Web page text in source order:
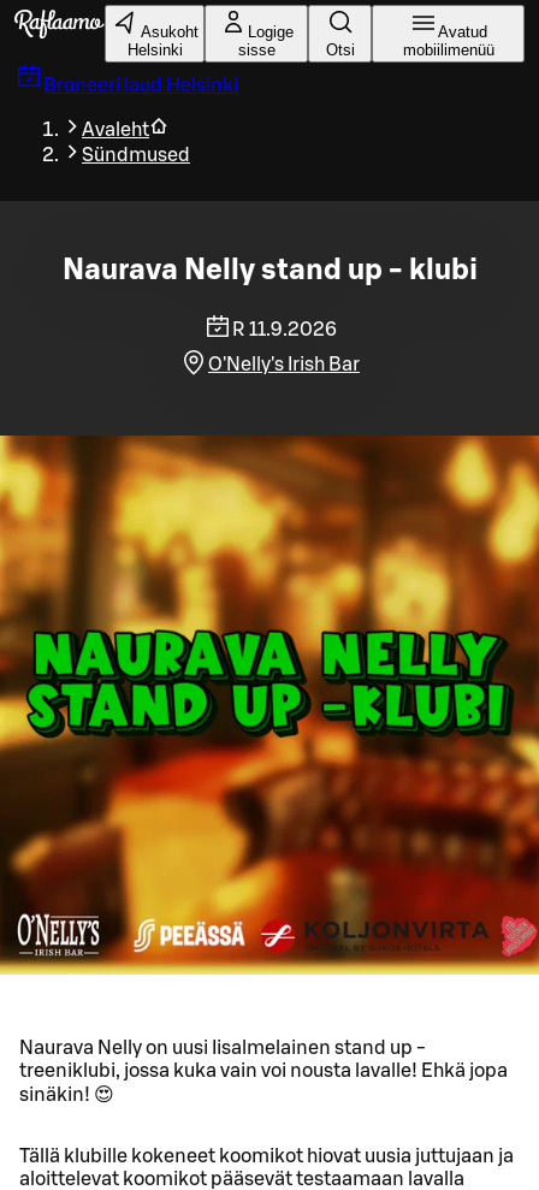
Liigu peamise sisu juurde
Asukoht
Helsinki
Logige
sisse
Otsi
Avatud
mobiilimenüü
Broneeri laud Helsinki
Avaleht
Sündmused
Naurava Nelly stand up - klubi
R 11.9.2026
O'Nelly's Irish Bar
Naurava Nelly on uusi Iisalmelainen stand up -
treeniklubi, jossa kuka vain voi nousta lavalle! Ehkä jopa
sinäkin! 😍
Tällä klubille kokeneet koomikot hiovat uusia juttujaan ja
aloittelevat koomikot pääsevät testaamaan lavalla